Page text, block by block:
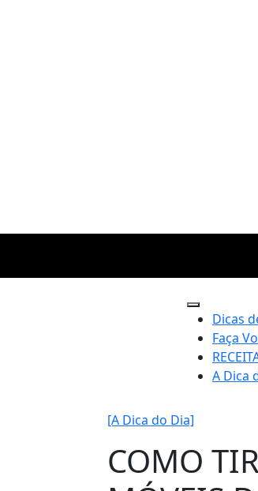
Dicas
Faça
A Dica
[A Dica do Dia]
COMO